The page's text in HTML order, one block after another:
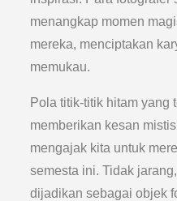
menangkap momen
mereka, menciptakan
memukau.
Pola titik-titik hitam yang
memberikan kesan
mengajak kita untuk
semesta ini. Tidak
dijadikan sebagai objek